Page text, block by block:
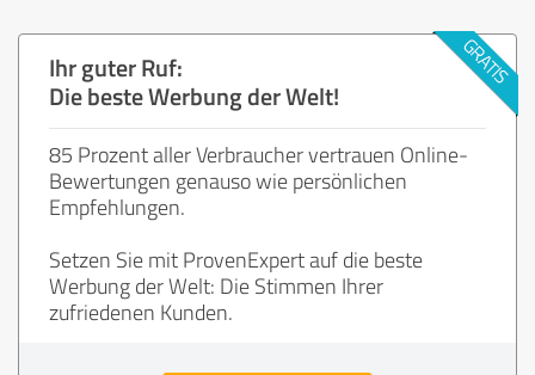
Ihr guter Ruf:
Die beste Werbung der Welt!
85 Prozent aller Verbraucher vertrauen Online-
Bewertungen genauso wie persönlichen
Empfehlungen.
Setzen Sie mit ProvenExpert auf die beste
Werbung der Welt: Die Stimmen Ihrer
zufriedenen Kunden.